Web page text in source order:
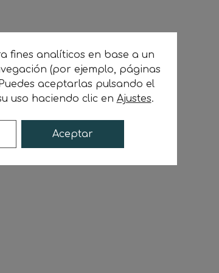
fines analíticos en base a un
(por ejemplo, páginas
aceptarlas pulsando el
uso haciendo clic en Ajustes.
Aceptar